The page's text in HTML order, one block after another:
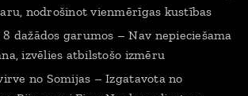
nodrošinot vienmērīgas kustības
8 dažādos garumos – Nav nepieciešama
izvēlies atbilstošo izmēru
no Somijas – Izgatavota no